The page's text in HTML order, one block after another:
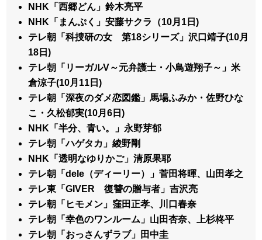
NHK「西郷どん」鈴木亮平
NHK「まんぷく」安藤サクラ（10月1日)
テレ朝「科捜研の女 第18シリーズ」沢口靖子(10月
18日)
テレ朝「リーガルV～元弁護士・小鳥遊翔子～」米
倉涼子(10月11日)
テレ朝「深夜のダメ恋図鑑」馬場ふみか・佐野ひな
こ・久松郁実(10月6日)
NHK「半分、青い。」永野芽郁
テレ朝「ハゲタカ」綾野剛
NHK「透明なゆりかご」清原果耶
テレ朝「dele（ディーリー）」菅田将暉、山田孝之
テレ東「GIVER 復讐の贈与者」吉沢亮
テレ朝「ヒモメン」窪田正孝、川口春奈
テレ朝「幸色のワンルーム」山田杏奈、上杉柊平
テレ朝「おっさんずラブ」田中圭